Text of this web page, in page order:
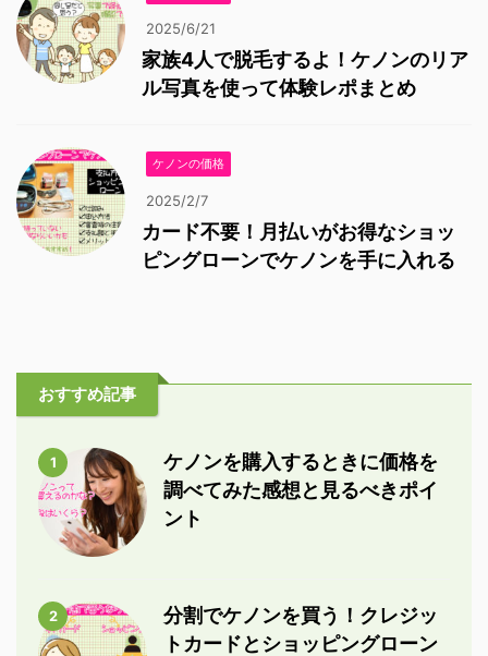
2025/6/21
家族4人で脱毛するよ！ケノンのリア
ル写真を使って体験レポまとめ
ケノンの価格
2025/2/7
カード不要！月払いがお得なショッ
ピングローンでケノンを手に入れる
おすすめ記事
1
ケノンを購入するときに価格を
調べてみた感想と見るべきポイ
ント
2
分割でケノンを買う！クレジッ
トカードとショッピングローン